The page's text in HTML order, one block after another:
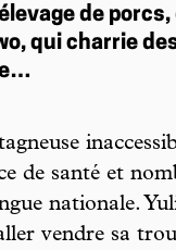
de
qui charrie
de santé et
nationale.
vendre sa